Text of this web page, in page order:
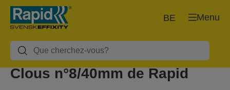
Menu
BE
Clous n°8/40mm de Rapid